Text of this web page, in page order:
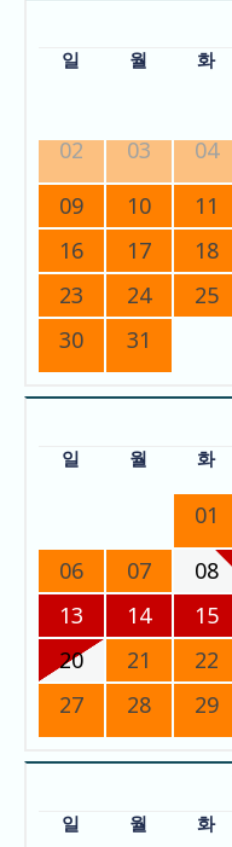
일 월 화
02
03 04
09
10 11
16
17 18
23
24 25
30
31
일 월 화
01
06
07 08
13
14 15
20
21 22
27
28 29
일 월 화